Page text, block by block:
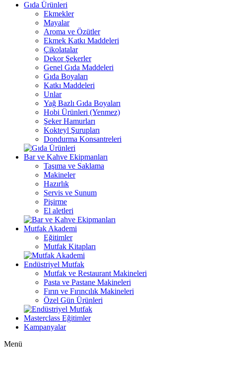
Gıda Ürünleri
Ekmekler
Mayalar
Aroma ve Özütler
Ekmek Katkı Maddeleri
Çikolatalar
Dekor Şekerler
Genel Gıda Maddeleri
Gıda Boyaları
Katkı Maddeleri
Unlar
Yağ Bazlı Gıda Boyaları
Hobi Ürünleri (Yenmez)
Şeker Hamurları
Kokteyl Şurupları
Dondurma Konsantreleri
Bar ve Kahve Ekipmanları
Taşıma ve Saklama
Makineler
Hazırlık
Servis ve Sunum
Pişirme
El aletleri
Mutfak Akademi
Eğitimler
Mutfak Kitapları
Endüstriyel Mutfak
Mutfak ve Restaurant Makineleri
Pasta ve Pastane Makineleri
Fırın ve Fırıncılık Makineleri
Özel Gün Ürünleri
Masterclass Eğitimler
Kampanyalar
Menü